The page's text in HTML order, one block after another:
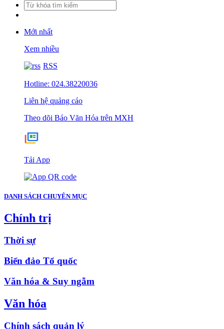
Mới nhất
Xem nhiều
RSS
Hotline: 024.38220036
Liên hệ quảng cáo
Theo dõi Báo Văn Hóa trên MXH
Tải App
DANH SÁCH CHUYÊN MỤC
Chính trị
Thời sự
Biển đảo Tổ quốc
Văn hóa & Suy ngẫm
Văn hóa
Chính sách quản lý